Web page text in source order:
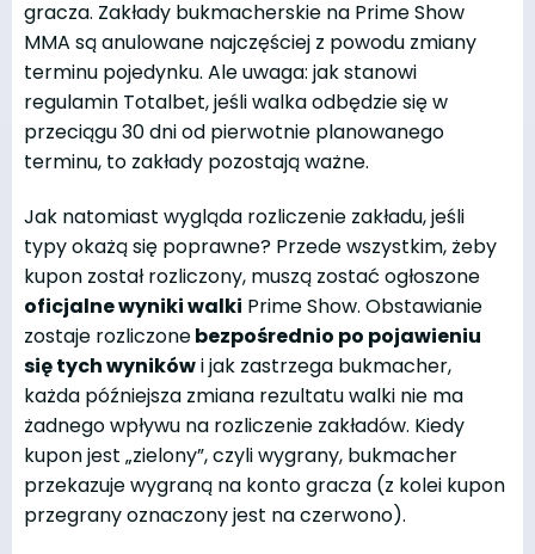
gracza. Zakłady bukmacherskie na Prime Show
MMA są anulowane najczęściej z powodu zmiany
terminu pojedynku. Ale uwaga: jak stanowi
regulamin Totalbet, jeśli walka odbędzie się w
przeciągu 30 dni od pierwotnie planowanego
terminu, to zakłady pozostają ważne.
Jak natomiast wygląda rozliczenie zakładu, jeśli
typy okażą się poprawne? Przede wszystkim, żeby
kupon został rozliczony, muszą zostać ogłoszone
oficjalne wyniki walki Prime Show. Obstawianie
zostaje rozliczonebezpośrednio po pojawieniu
się tych wynikówi jak zastrzega bukmacher,
każda późniejsza zmiana rezultatu walki nie ma
żadnego wpływu na rozliczenie zakładów. Kiedy
kupon jest „zielony”, czyli wygrany, bukmacher
przekazuje wygraną na konto gracza (z kolei kupon
przegrany oznaczony jest na czerwono).